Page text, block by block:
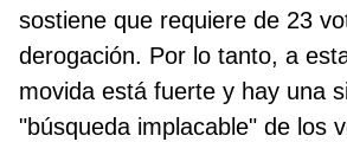
sostiene que requiere de 23
derogación. Por lo tanto, a
movida está fuerte y hay una
"búsqueda implacable" de los